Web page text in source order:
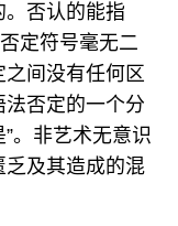
否认的能指
定符号毫无二
间没有任何区
否定的一个分
”。非艺术无意识
乏及其造成的混